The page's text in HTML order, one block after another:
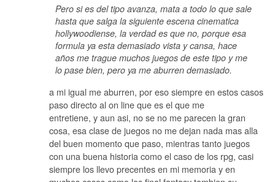
Pero si es del tipo avanza, mata a todo lo que sale
hasta que salga la siguiente escena cinematica
hollywoodiense, la verdad es que no, porque esa
formula ya esta demasiado vista y cansa, hace
años me trague muchos juegos de este tipo y me
lo pase bien, pero ya me aburren demasiado.
a mi igual me aburren, por eso siempre en estos casos
paso directo al on line que es el que me
entretiene, y aun asi, no se no me parecen la gran
cosa, esa clase de juegos no me dejan nada mas alla
del buen momento que paso, mientras tanto juegos
con una buena historia como el caso de los rpg, casi
siempre los llevo precentes en mi memoria y en